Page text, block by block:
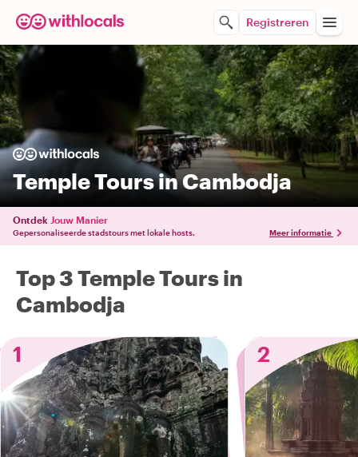
Registreren
Temple Tours in Cambodja
Ontdek Jouw Manier
Gepersonaliseerde stadstours met lokale hosts. Meer informatie
Top 3 Temple Tours in
Cambodja
1
2